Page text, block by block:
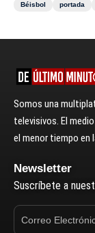
Béisbol
portada
Somos una
televisivos. El
el menor tiempo en
Newsletter
Suscríbete a